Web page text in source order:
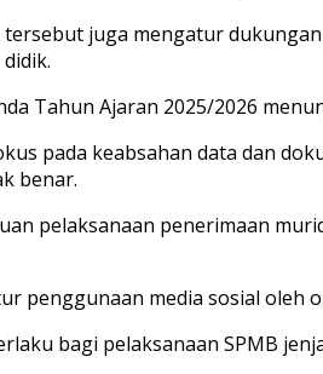
juga mengatur
Tahun Ajaran 2025/2026
pada keabsahan data dan
benar.
pelaksanaan penerimaan
penggunaan media sosial oleh
bagi pelaksanaan SPMB